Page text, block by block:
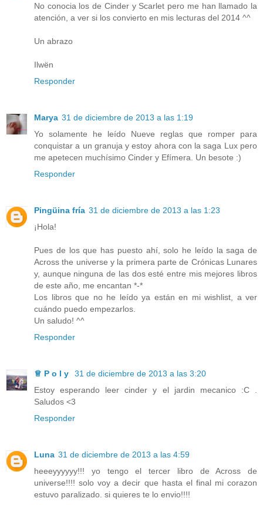
No conocia los de Cinder y Scarlet pero me han llamado la
atención, a ver si los convierto en mis lecturas del 2014 ^^
Un abrazo
Ilwën
Responder
Marya 31 de diciembre de 2013 a las 1:19
Yo solamente he leído Nueve reglas que romper para
conquistar a un granuja y estoy ahora con la saga Lux pero
me apetecen muchísimo Cinder y Efímera. Un besote :)
Responder
Pingüina fría 31 de diciembre de 2013 a las 1:23
¡Hola!
Pues de los que has puesto ahí, solo he leído la saga de
Across the universe y la primera parte de Crónicas Lunares
y, aunque ninguna de las dos esté entre mis mejores libros
de este año, me encantan *-*
Los libros que no he leído ya están en mi wishlist, a ver
cuándo puedo empezarlos.
Un saludo! ^^
Responder
♕ ‏P o l y
31 de diciembre de 2013 a las 3:20
Estoy esperando leer cinder y el jardin mecanico :C .
Saludos <3
Responder
Luna 31 de diciembre de 2013 a las 4:59
heeeyyyyyy!!! yo tengo el tercer libro de Across de
universe!!!! solo voy a decir que hasta el final mi corazon
estuvo paralizado. si quieres te lo envio!!!!